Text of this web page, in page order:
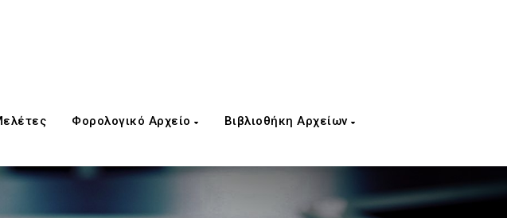
Φορολογικό Αρχείο Βιβλιοθήκη Αρχείων